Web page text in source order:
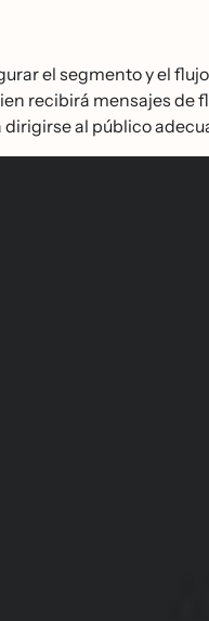
el segmento y el flujo
recibirá mensajes de
al público